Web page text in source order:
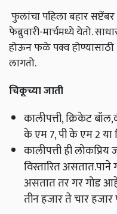
फुलांचा पहिला बहार
फेब्रुवारी-मार्चमध्ये येतो.
होऊन फळे पक्व
लागतो.
चिकूच्या जाती
कालीपत्ती, क्रिकेट
के एम 7, पी के एम 2 या
कालीपत्ती ही
विस्तारित
असतात तर गर गोड
तीन हजार ते चार